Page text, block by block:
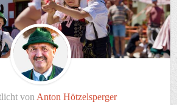
von Anton Hötzelsperger